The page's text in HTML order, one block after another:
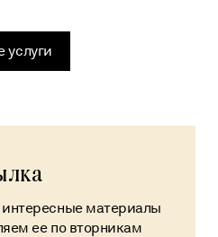
услуги
материалы
ее по вторникам